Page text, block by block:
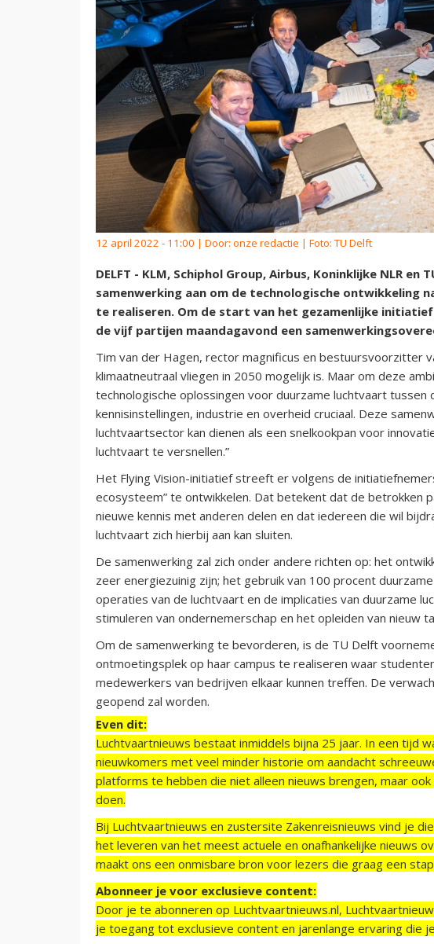
12 april 2022 - 11:00 | Door: onze redactie | Foto: TU Delft
DELFT - KLM, Schiphol Group, Airbus, Koninklijke NLR en
samenwerking aan om de technologische ontwikkeling
te realiseren. Om de start van het gezamenlijke
de vijf partijen maandagavond een
Tim van der Hagen, rector magnificus en bestuursvoorzitter
klimaatneutraal vliegen in 2050 mogelijk is. Maar om deze
technologische oplossingen voor duurzame luchtvaart tussen
kennisinstellingen, industrie en overheid cruciaal. Deze
luchtvaartsector kan dienen als een snelkookpan voor
luchtvaart te versnellen.”
Het Flying Vision-initiatief streeft er volgens de
ecosysteem” te ontwikkelen. Dat betekent dat de betrokken
nieuwe kennis met anderen delen en dat iedereen die wil
luchtvaart zich hierbij aan kan sluiten.
De samenwerking zal zich onder andere richten op: het
zeer energiezuinig zijn; het gebruik van 100 procent
operaties van de luchtvaart en de implicaties van duurzame
stimuleren van ondernemerschap en het opleiden van nieuw
Om de samenwerking te bevorderen, is de TU Delft
ontmoetingsplek op haar campus te realiseren waar
medewerkers van bedrijven elkaar kunnen treffen. De
geopend zal worden.
Even dit:
Luchtvaartnieuws bestaat inmiddels bijna 25 jaar. In een tijd
nieuwkomers met veel minder historie om aandacht
platforms te hebben die niet alleen nieuws brengen, maar
doen.
Bij Luchtvaartnieuws en zustersite Zakenreisnieuws vind je
het leveren van het meest actuele en onafhankelijke nieuws
maakt ons een onmisbare bron voor lezers die graag een
Abonneer je voor exclusieve content:
Door je te abonneren op Luchtvaartnieuws.nl,
je toegang tot exclusieve content en jarenlange ervaring die